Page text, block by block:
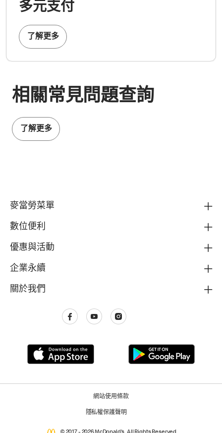
多元支付
了解更多
相關常見問題查詢
了解更多
麥當勞菜單
數位便利
優惠與活動
企業永續
關於我們
網站使用條款
隱私權保護聲明